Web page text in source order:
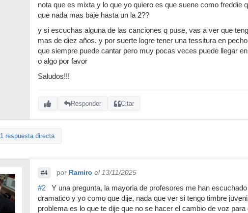
nota que es mixta y lo que yo quiero es que suene como
que nada mas baje hasta un la 2??
y si escuchas alguna de las canciones q puse, vas a ver que
mas de diez años. y por suerte logre tener una tessitura en
que siempre puede cantar pero muy pocas veces puede llegar
o algo por favor
Saludos!!!
Responder Citar
1 respuesta directa
#4 por Ramiro el 13/11/2025
#2 Y una pregunta, la mayoria de profesores me han
dramatico y yo como que dije, nada que ver si tengo timbre
problema es lo que te dije que no se hacer el cambio de voz